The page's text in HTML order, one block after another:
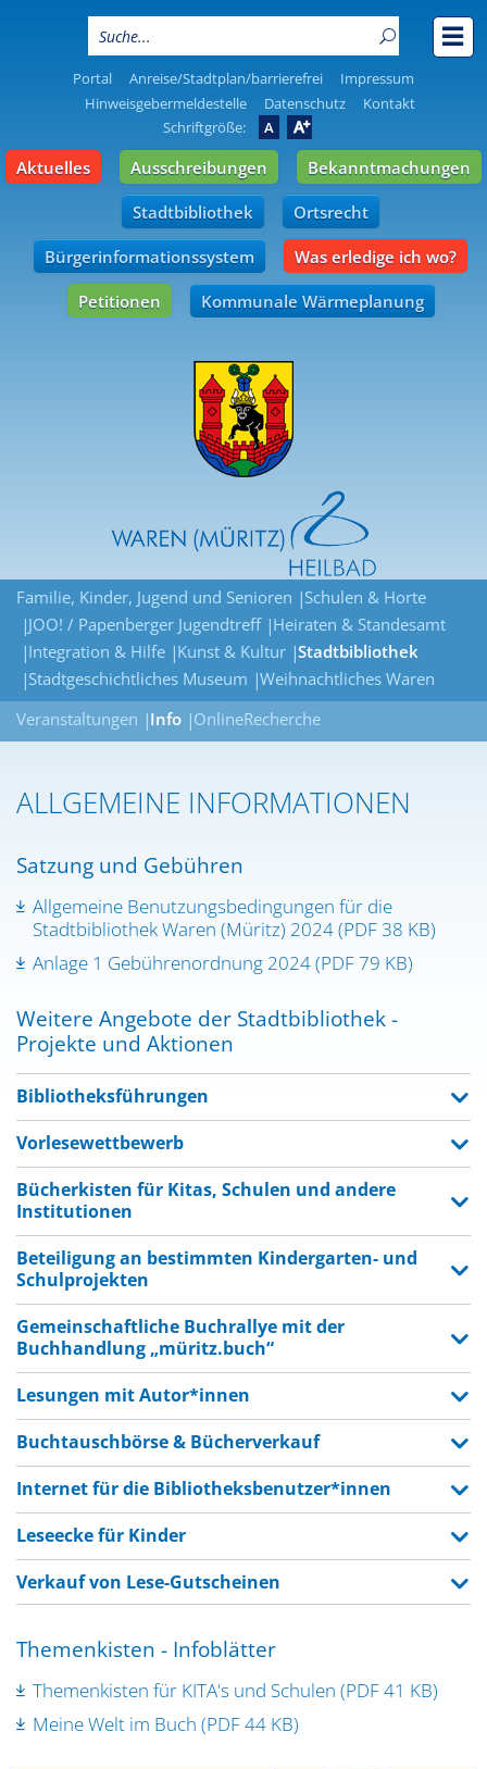
Portal Anreise/Stadtplan/barrierefrei
Impressum
Hinweisgebermeldestelle
Datenschutz
Kontakt
Schriftgröße:
A A
Aktuelles Ausschreibungen Bekanntmachungen
Stadtbibliothek Ortsrecht
Bürgerinformationssystem Was erledige ich wo?
Petitionen Kommunale Wärmeplanung
Familie, Kinder, Jugend und Senioren
Schulen & Horte
JOO! / Papenberger Jugendtreff Heiraten & Standesamt
Integration & Hilfe Kunst & Kultur Stadtbibliothek
Stadtgeschichtliches Museum Weihnachtliches Waren
Veranstaltungen
Info OnlineRecherche
ALLGEMEINE INFORMATIONEN
Satzung und Gebühren
Allgemeine Benutzungsbedingungen für die
Stadtbibliothek Waren (Müritz) 2024 (PDF 38 KB)
Anlage 1 Gebührenordnung 2024 (PDF 79 KB)
Weitere Angebote der Stadtbibliothek -
Projekte und Aktionen
Bibliotheksführungen
Vorlesewettbewerb
Bücherkisten für Kitas, Schulen und andere
Institutionen
Beteiligung an bestimmten Kindergarten- und
Schulprojekten
Gemeinschaftliche Buchrallye mit der
Buchhandlung „müritz.buch“
Lesungen mit Autor*innen
Buchtauschbörse & Bücherverkauf
Internet für die Bibliotheksbenutzer*innen
Leseecke für Kinder
Verkauf von Lese-Gutscheinen
Themenkisten - Infoblätter
Themenkisten für KITA's und Schulen (PDF 41 KB)
Meine Welt im Buch (PDF 44 KB)